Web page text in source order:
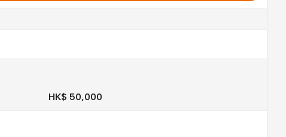
HK$ 50,000